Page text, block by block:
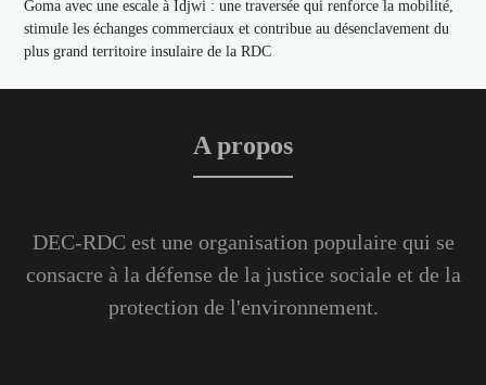
Goma avec une escale à Idjwi : une traversée qui renforce la mobilité,
stimule les échanges commerciaux et contribue au désenclavement du
plus grand territoire insulaire de la RDC
A propos
DEC-RDC est une organisation populaire qui se
consacre à la défense de la justice sociale et de la
protection de l'environnement.